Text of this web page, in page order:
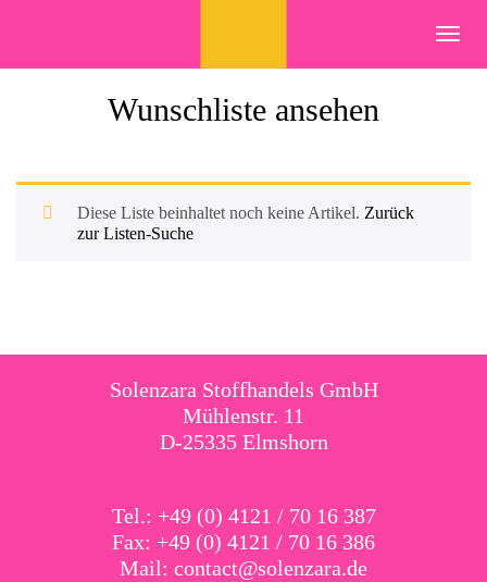
Wunschliste ansehen
Diese Liste beinhaltet noch keine Artikel. Zurück
zur Listen-Suche
Solenzara Stoffhandels GmbH
Mühlenstr. 11
D-25335 Elmshorn
Tel.: +49 (0) 4121 / 70 16 387
Fax: +49 (0) 4121 / 70 16 386
Mail: contact@solenzara.de